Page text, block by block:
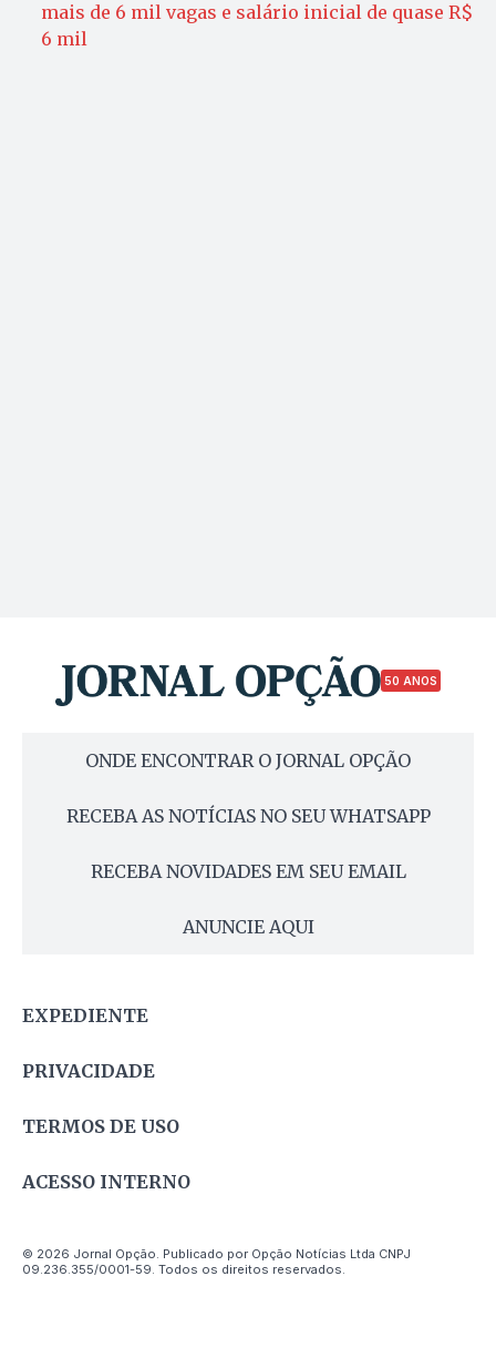
mais de 6 mil vagas e salário inicial de quase R$
6 mil
50 ANOS
ONDE ENCONTRAR O JORNAL OPÇÃO
RECEBA AS NOTÍCIAS NO SEU WHATSAPP
RECEBA NOVIDADES EM SEU EMAIL
ANUNCIE AQUI
EXPEDIENTE
PRIVACIDADE
TERMOS DE USO
ACESSO INTERNO
© 2026 Jornal Opção. Publicado por Opção Notícias Ltda CNPJ
09.236.355/0001-59. Todos os direitos reservados.